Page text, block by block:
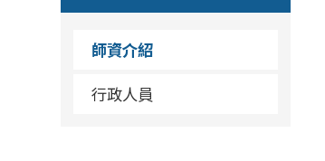
師資介紹
行政人員